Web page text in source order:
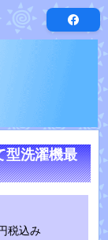
洗濯機最
税込み